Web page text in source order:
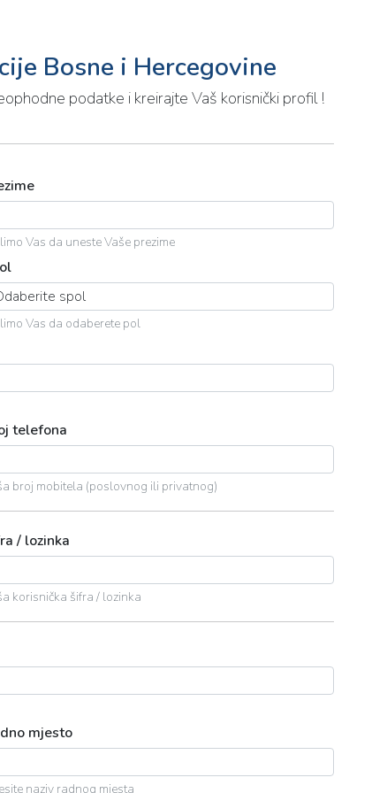
Bosne i Hercegovine
podatke i kreirajte Vaš korisnički profil !
Vas da uneste Vaše prezime
Vas da odaberete pol
telefona
broj mobitela (poslovnog ili privatnog)
/ lozinka
korisnička šifra / lozinka
mjesto
naziv radnog mjesta